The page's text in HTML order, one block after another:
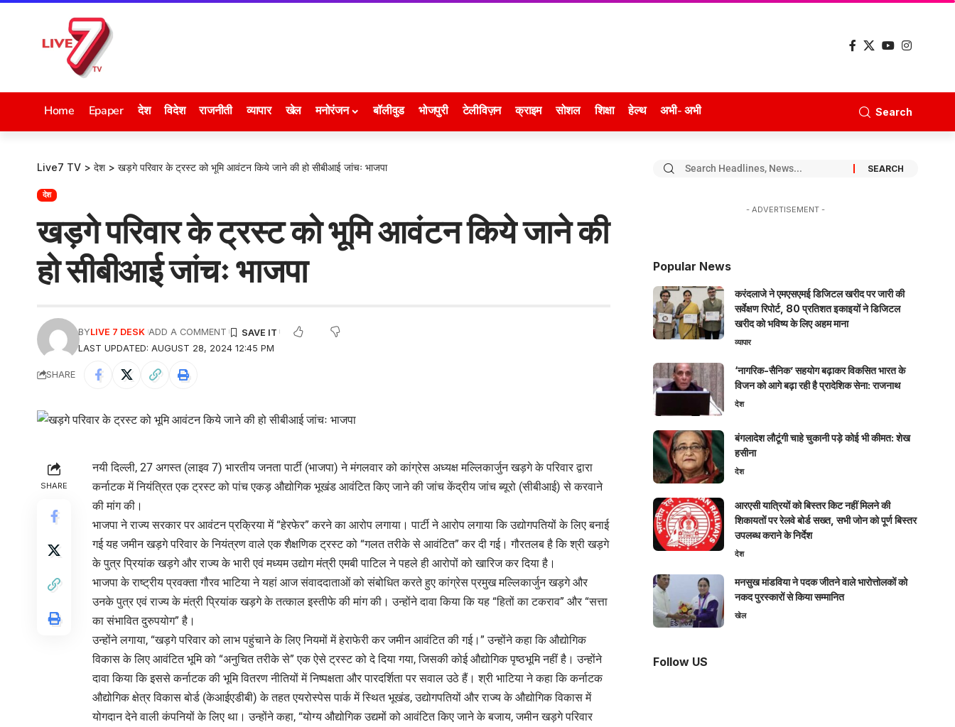
Home Epaper देश विदेश राजनीती व्यापार खेल मनोरंजन बॉलीवुड भोजपुरी टेलीविज़न क्राइम सोशल शिक्षा हेल्थ अभी- अभी Search
Live7 TV > देश > खड़गे परिवार के ट्रस्ट को भूमि आवंटन किये जाने की हो सीबीआई जांचः भाजपा
देश
खड़गे परिवार के ट्रस्ट को भूमि आवंटन किये जाने की
हो सीबीआई जांचः भाजपा
LAST UPDATED: AUGUST 28, 2024 12:45 PM
BYLIVE 7 DESK ADD A COMMENT
SHARE
SHARE
नयी दिल्ली, 27 अगस्त (लाइव 7) भारतीय जनता पार्टी (भाजपा) ने मंगलवार को कांग्रेस अध्यक्ष मल्लिकार्जुन खड़गे के परिवार द्वारा
कर्नाटक में नियंत्रित एक ट्रस्ट को पांच एकड़ औद्योगिक भूखंड आवंटित किए जाने की जांच केंद्रीय जांच ब्यूरो (सीबीआई) से करवाने
की मांग की।
भाजपा ने राज्य सरकार पर आवंटन प्रक्रिया में “हेरफेर” करने का आरोप लगाया। पार्टी ने आरोप लगाया कि उद्योगपतियों के लिए बनाई
गई यह जमीन खड़गे परिवार के नियंत्रण वाले एक शैक्षणिक ट्रस्ट को “गलत तरीके से आवंटित” कर दी गई। गौरतलब है कि श्री खड़गे
के पुत्र प्रियांक खड़गे और राज्य के भारी एवं मध्यम उद्योग मंत्री एमबी पाटिल ने पहले ही आरोपों को खारिज कर दिया है।
भाजपा के राष्ट्रीय प्रवक्ता गौरव भाटिया ने यहां आज संवाददाताओं को संबोधित करते हुए कांग्रेस प्रमुख मल्लिकार्जुन खड़गे और
उनके पुत्र एवं राज्य के मंत्री प्रियांक खड़गे के तत्काल इस्तीफे की मांग की। उन्होंने दावा किया कि यह “हितों का टकराव” और “सत्ता
का संभावित दुरुपयोग” है।
उन्होंने लगाया, “खड़गे परिवार को लाभ पहुंचाने के लिए नियमों में हेराफेरी कर जमीन आवंटित की गई।” उन्होंने कहा कि औद्योगिक
विकास के लिए आवंटित भूमि को “अनुचित तरीके से” एक ऐसे ट्रस्ट को दे दिया गया, जिसकी कोई औद्योगिक पृष्ठभूमि नहीं है। उन्होंने
दावा किया कि इससे कर्नाटक की भूमि वितरण नीतियों में निष्पक्षता और पारदर्शिता पर सवाल उठे हैं। श्री भाटिया ने कहा कि कर्नाटक
औद्योगिक क्षेत्र विकास बोर्ड (केआईएडीबी) के तहत एयरोस्पेस पार्क में स्थित भूखंड, उद्योगपतियों और राज्य के औद्योगिक विकास में
योगदान देने वाली कंपनियों के लिए था। उन्होंने कहा, “योग्य औद्योगिक उद्यमों को आवंटित किए जाने के बजाय, जमीन खड़गे परिवार
- ADVERTISEMENT -
Popular News
करंदलाजे ने एमएसएमई डिजिटल खरीद पर जारी की
सर्वेक्षण रिपोर्ट, 80 प्रतिशत इकाइयों ने डिजिटल
खरीद को भविष्य के लिए अहम माना
व्यापार
‘नागरिक-सैनिक’ सहयोग बढ़ाकर विकसित भारत के
विजन को आगे बढ़ा रही है प्रादेशिक सेना: राजनाथ
देश
बंगलादेश लौटूंगी चाहे चुकानी पड़े कोई भी कीमत: शेख
हसीना
देश
आरएसी यात्रियों को बिस्तर किट नहीं मिलने की
शिकायतों पर रेलवे बोर्ड सख्त, सभी जोन को पूर्ण बिस्तर
उपलब्ध कराने के निर्देश
देश
मनसुख मांडविया ने पदक जीतने वाले भारोत्तोलकों को
नकद पुरस्कारों से किया सम्मानित
खेल
Follow US